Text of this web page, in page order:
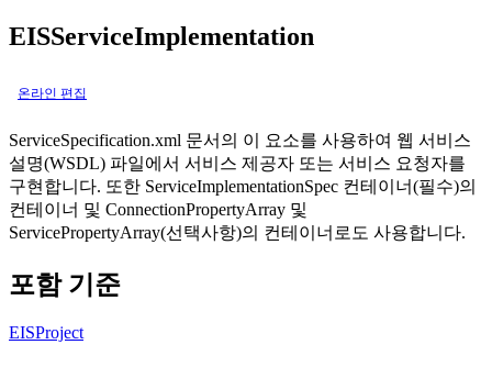
EISServiceImplementation
온라인 편집
ServiceSpecification.xml 문서의 이 요소를 사용하여 웹 서비스
설명(WSDL) 파일에서 서비스 제공자 또는 서비스 요청자를
구현합니다. 또한 ServiceImplementationSpec 컨테이너(필수)의
컨테이너 및 ConnectionPropertyArray 및
ServicePropertyArray(선택사항)의 컨테이너로도 사용합니다.
포함 기준
EISProject